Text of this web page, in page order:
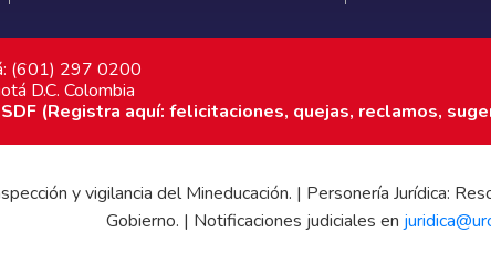
(601) 297 0200
D.C. Colombia
(Registra aquí: felicitaciones, quejas, reclamos,
y vigilancia del Mineducación. | Personería Jurídica:
Gobierno. | Notificaciones judiciales en